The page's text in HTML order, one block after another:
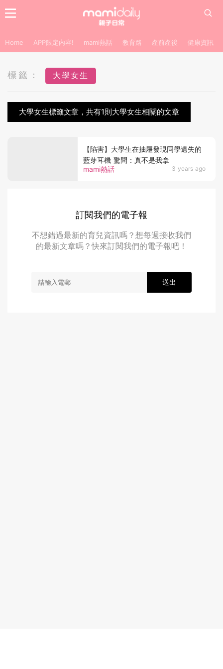
Home APP限定內容! mami熱話 教育路 產前產後 健康資訊
標籤： 大學女生
大學女生標籤文章，共有1則大學女生相關的文章
mami熱話 3 years ago
【陷害】大學生在抽屜發現同學遺失的
藍芽耳機 驚問：真不是我拿
訂閱我們的電子報
不想錯過最新的育兒資訊嗎？想每週接收我們
的最新文章嗎？快來訂閱我們的電子報吧！
送出